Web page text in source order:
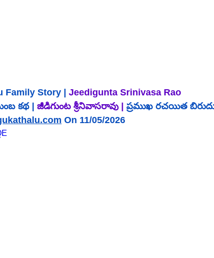
Family Story |
Jeedigunta Srinivasa Rao
కథ | జీడిగుంట శ్రీనివాసరావు | ప్రముఖ రచయిత
On 11/05/2026